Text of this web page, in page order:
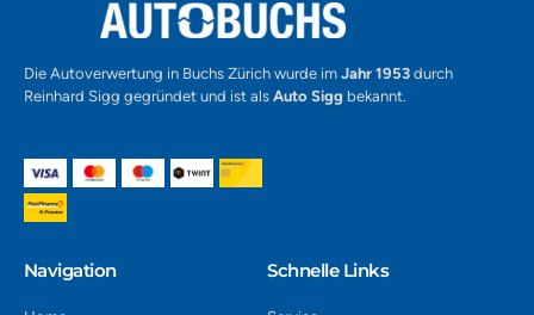
Die Autoverwertung in Buchs Zürich wurde im Jahr 1953durch
Reinhard Sigg gegründet und ist als Auto Sigg bekannt.
Navigation​ Schnelle Links